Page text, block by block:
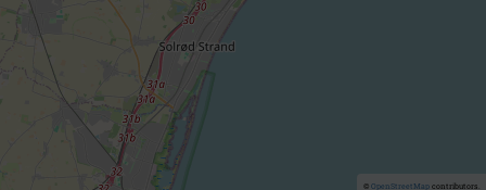
© OpenStreetMapcontributors.